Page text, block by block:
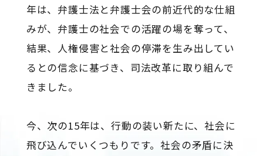
年は、弁護士法と弁護士会の前近代的な仕組
みが、弁護士の社会での活躍の場を奪って、
結果、人権侵害と社会の停滞を生み出してい
るとの信念に基づき、司法改革に取り組んで
きました。
今、次の15年は、行動の装い新たに、社会に
飛び込んでいくつもりです。社会の矛盾に決